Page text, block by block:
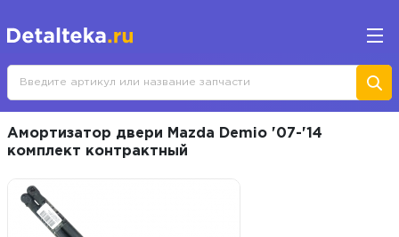
Амортизатор двери Mazda Demio '07-'14
комплект контрактный